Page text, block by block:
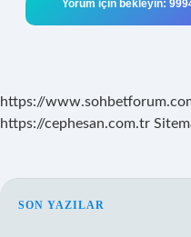
https://
https://cephesan.com.tr
SIDEBAR
SON YAZILAR